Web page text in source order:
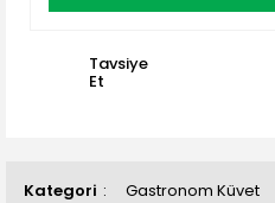
Kategori Gastronom Küvet
Tavsiye
Et